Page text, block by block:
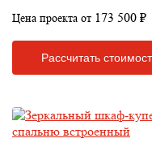
Цена проекта от 173 500 ₽
Рассчитать